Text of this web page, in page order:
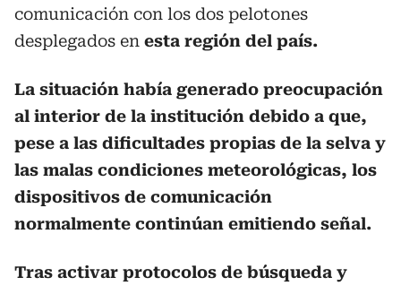
comunicación con los dos pelotones
desplegados en esta región del país.
La situación había generado preocupación
al interior de la institución debido a que,
pese a las dificultades propias de la selva y
las malas condiciones meteorológicas, los
dispositivos de comunicación
normalmente continúan emitiendo señal.
Tras activar protocolos de búsqueda y